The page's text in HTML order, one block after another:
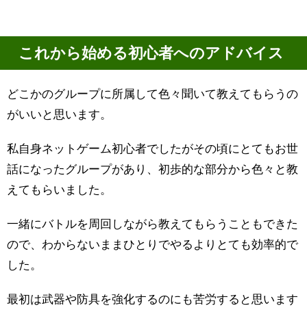
これから始める初心者へのアドバイス
どこかのグループに所属して色々聞いて教えてもらうの
がいいと思います。
私自身ネットゲーム初心者でしたがその頃にとてもお世
話になったグループがあり、初歩的な部分から色々と教
えてもらいました。
一緒にバトルを周回しながら教えてもらうこともできた
ので、わからないままひとりでやるよりとても効率的で
した。
最初は武器や防具を強化するのにも苦労すると思います